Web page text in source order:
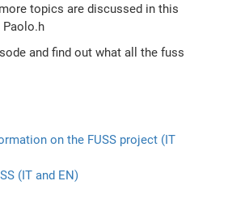
topics are discussed in this
Paolo.h
and find out what all the fuss
on the FUSS project (IT
(IT and EN)